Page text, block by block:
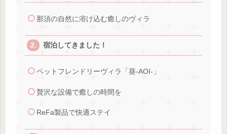
那須の自然に溶け込む癒しのヴィラ
宿泊してきました！
ペットフレンドリーヴィラ「葵-AOI-」
贅沢な設備で癒しの時間を
ReFa製品で快適ステイ